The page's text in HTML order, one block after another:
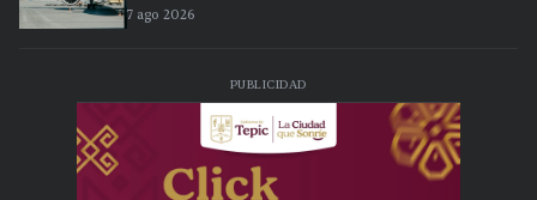
7 ago 2026
PUBLICIDAD